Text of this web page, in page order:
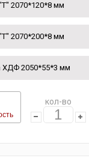
2070*120*8 мм
2070*200*8 мм
ХДФ 2050*55*3 мм
кол-во